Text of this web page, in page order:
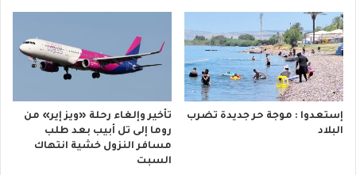
إستعدوا : موجة حر جديدة تضرب
البلاد
تأخير وإلغاء رحلة «ويز إير» من
روما إلى تل أبيب بعد طلب
مسافر النزول خشية انتهاك
السبت